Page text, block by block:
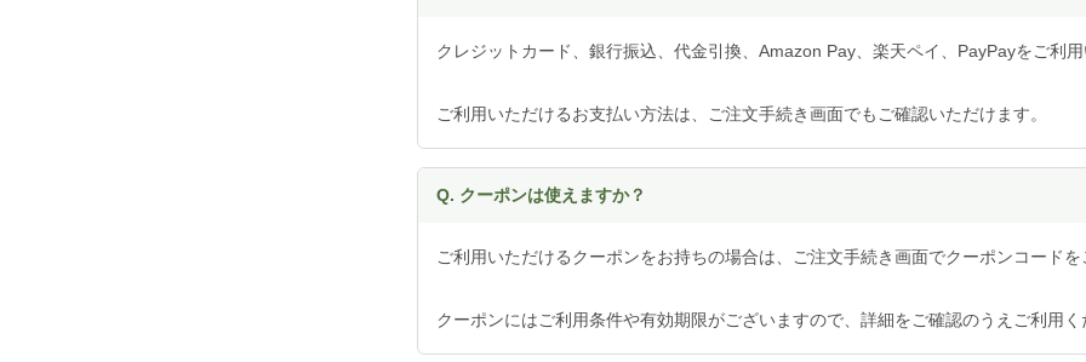
クレジットカード、銀行振込、代金引換、Amazon Pay、楽天ペイ、PayPayをご利用
ご利用いただけるお支払い方法は、ご注文手続き画面でもご確認いただけます。
Q. クーポンは使えますか？
ご利用いただけるクーポンをお持ちの場合は、ご注文手続き画面でクーポンコードを
クーポンにはご利用条件や有効期限がございますので、詳細をご確認のうえご利用く